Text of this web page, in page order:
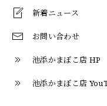
新着ニュース
お問い合わせ
池添かまぼこ店 HP
池添かまぼこ店